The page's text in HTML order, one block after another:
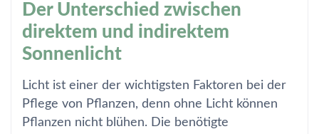
Der Unterschied zwischen
direktem und indirektem
Sonnenlicht
Licht ist einer der wichtigsten Faktoren bei der
Pflege von Pflanzen, denn ohne Licht können
Pflanzen nicht blühen. Die benötigte